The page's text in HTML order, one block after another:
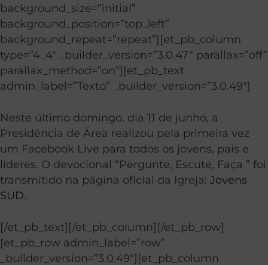
background_size=”initial”
background_position=”top_left”
background_repeat=”repeat”][et_pb_column
type=”4_4″ _builder_version=”3.0.47″ parallax=”off”
parallax_method=”on”][et_pb_text
admin_label=”Texto” _builder_version=”3.0.49″]
Neste último domingo, dia 11 de junho, a
Presidência de Área realizou pela primeira vez
um Facebook Live para todos os jovens, pais e
líderes. O devocional “Pergunte, Escute, Faça ” foi
transmitido na página oficial da Igreja: Jovens
SUD.
[/et_pb_text][/et_pb_column][/et_pb_row]
[et_pb_row admin_label=”row”
_builder_version=”3.0.49″][et_pb_column